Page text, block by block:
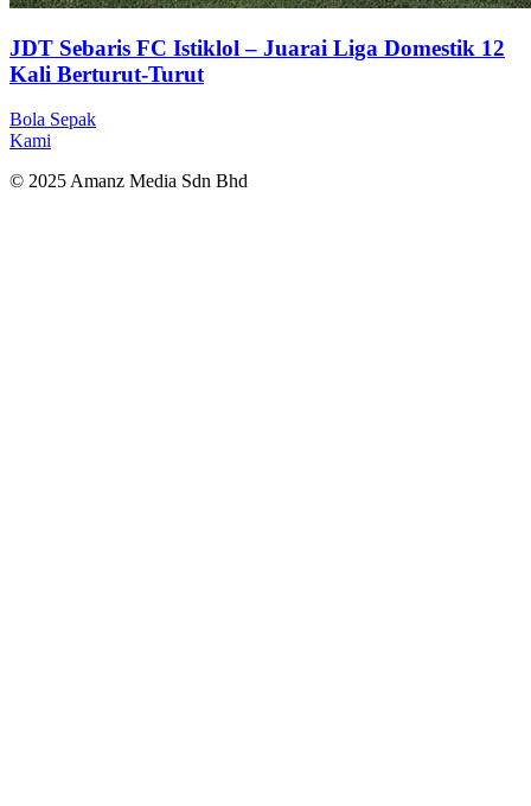
JDT Sebaris FC Istiklol – Juarai Liga Domestik 12
Kali Berturut-Turut
Bola Sepak
Kami
© 2025 Amanz Media Sdn Bhd